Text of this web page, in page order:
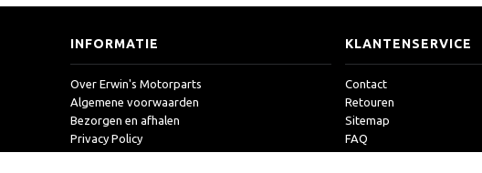
INFORMATIE
Over Erwin's Motorparts
Algemene voorwaarden
Bezorgen en afhalen
Privacy Policy
KLANTENSERVICE
Contact
Retouren
Sitemap
FAQ